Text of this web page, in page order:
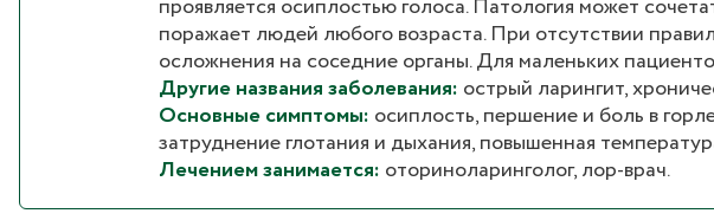
проявляется осиплостью голоса. Патология может
поражает людей любого возраста. При отсутствии
осложнения на соседние органы. Для маленьких
Другие названия заболевания: острый ларингит,
Основные симптомы: осиплость, першение и боль в
затруднение глотания и дыхания, повышенная
Лечением занимается: оториноларинголог, лор-врач.